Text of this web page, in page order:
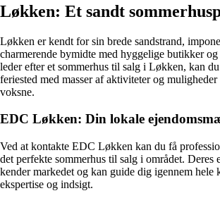
Løkken: Et sandt
Løkken er kendt for sin brede sandstrand,
charmerende bymidte med hyggelige butikker og
leder efter et sommerhus til salg i Løkken, kan
feriested med masser af aktiviteter og
voksne.
EDC Løkken: Din lokale
Ved at kontakte EDC Løkken kan du få
det perfekte sommerhus til salg i området. Deres
kender markedet og kan guide dig igennem hele
ekspertise og indsigt.